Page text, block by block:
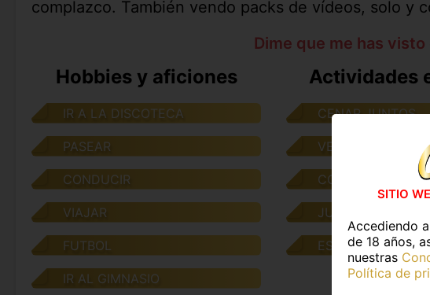
complazco. También vendo packs de vídeos, solo y
Dime que me has visto
Hobbies y aficiones
IR A LA DISCOTECA
PASEAR
CONDUCIR
VIAJAR
FUTBOL
IR AL GIMNASIO
Actividades
CENAR JUNTOS
VER UNA
CONVERSAR
JUGAR A LA PLAY
ESCUCHAR
SITIO
Accediendo
de 18 años,
nuestras
Política de